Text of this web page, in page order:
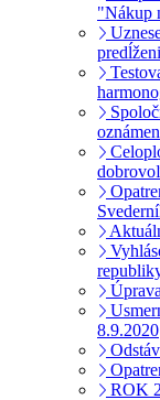
"Nákup
8.9.2020
ROK